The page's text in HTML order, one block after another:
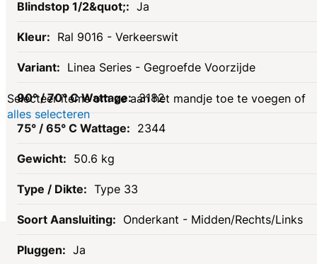
Ja
Ral 9016 - Verkeerswit
Linea Series - Gegroefde Voorzijde
3182
2344
50.6 kg
Type 33
Onderkant - Midden/Rechts/Links
Ja
Gerelateerde
producten
Selecteer items om ze aan het mandje toe te voegen of
alles selecteren